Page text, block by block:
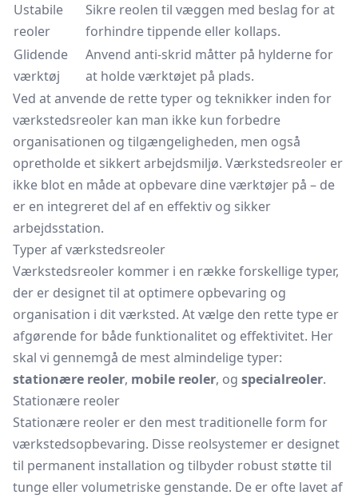
Ustabile
reoler
Sikre reolen til væggen med beslag for at
forhindre tippende eller kollaps.
Glidende
værktøj
Anvend anti-skrid måtter på hylderne for
at holde værktøjet på plads.
Ved at anvende de rette typer og teknikker inden for
værkstedsreoler kan man ikke kun forbedre
organisationen og tilgængeligheden, men også
opretholde et sikkert arbejdsmiljø. Værkstedsreoler er
ikke blot en måde at opbevare dine værktøjer på – de
er en integreret del af en effektiv og sikker
arbejdsstation.
Typer af værkstedsreoler
Værkstedsreoler kommer i en række forskellige typer,
der er designet til at optimere opbevaring og
organisation i dit værksted. At vælge den rette type er
afgørende for både funktionalitet og effektivitet. Her
skal vi gennemgå de mest almindelige typer:
stationære reoler, mobile reoler, og specialreoler.
Stationære reoler
Stationære reoler er den mest traditionelle form for
værkstedsopbevaring. Disse reolsystemer er designet
til permanent installation og tilbyder robust støtte til
tunge eller volumetriske genstande. De er ofte lavet af